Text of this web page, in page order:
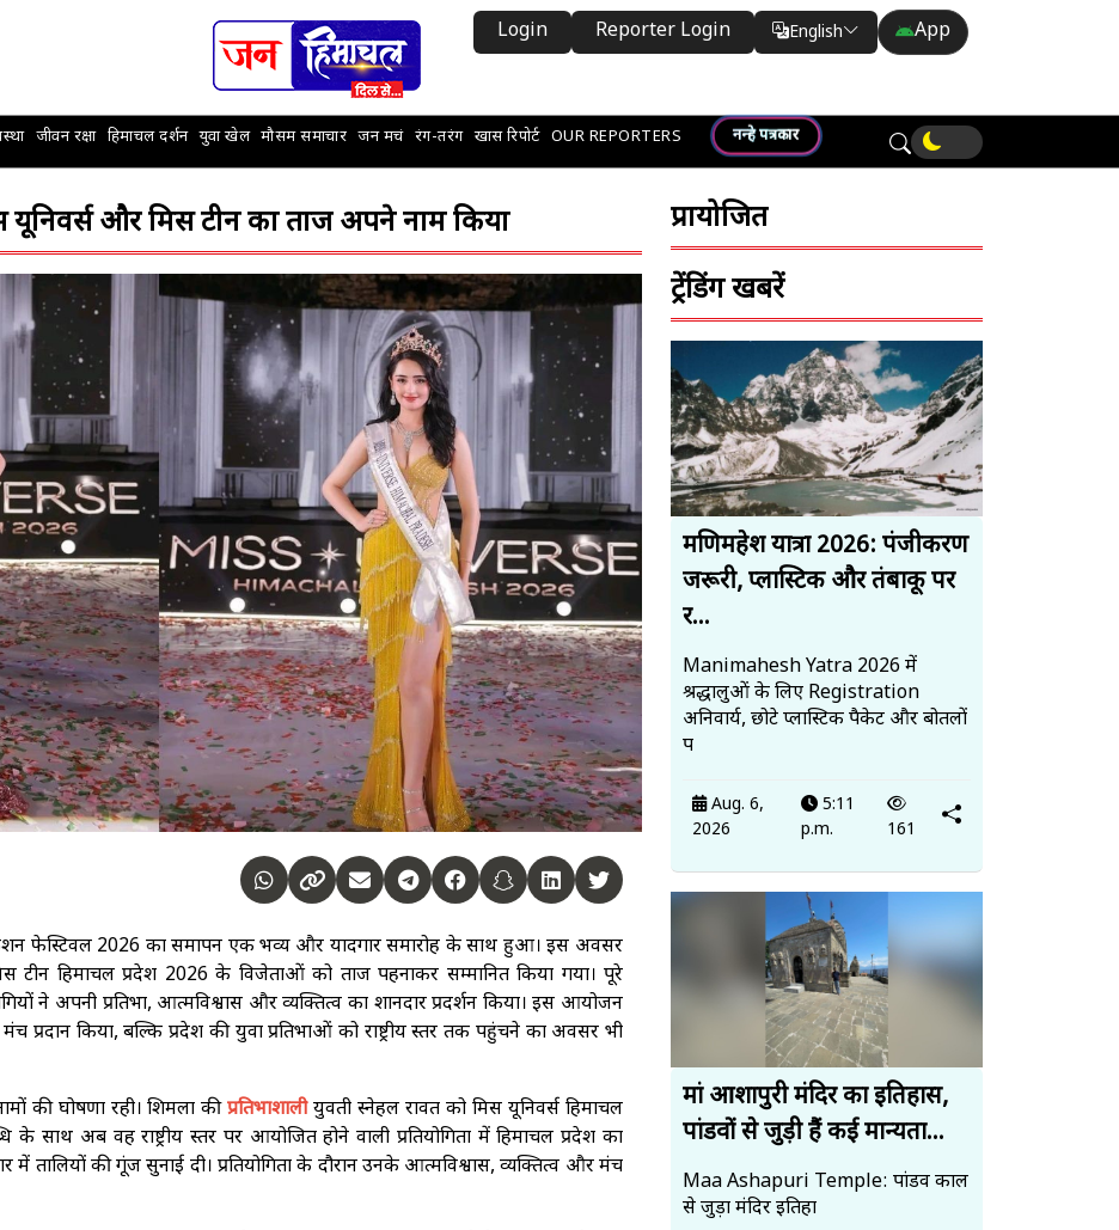
Login Reporter Login English
Translate
App
जीवन रक्षा हिमाचल दर्शन युवा खेल मौसम समाचार जन मचं रंग-तरंग खास रिपोर्ट OUR REPORTERS नन्हे पत्रकार
यूनिवर्स और मिस टीन का ताज अपने नाम किया
फेस्टिवल 2026 का समापन एक भव्य और यादगार समारोह के साथ हुआ। इस अवसर
टीन हिमाचल प्रदेश 2026 के विजेताओं को ताज पहनाकर सम्मानित किया गया। पूरे
ने अपनी प्रतिभा, आत्मविश्वास और व्यक्तित्व का शानदार प्रदर्शन किया। इस आयोजन
किया, बल्कि प्रदेश की युवा प्रतिभाओं को राष्ट्रीय स्तर तक पहुंचने का अवसर भी
की घोषणा रही। शिमला कीप्रतिभाशालीयुवती स्नेहल रावत को मिस यूनिवर्स हिमाचल
साथ अब वह राष्ट्रीय स्तर पर आयोजित होने वाली प्रतियोगिता में हिमाचल प्रदेश का
में तालियों की गूंज सुनाई दी। प्रतियोगिता के दौरान उनके आत्मविश्वास, व्यक्तित्व और मंच
प्रायोजित
ट्रेंडिंग खबरें
मणिमहेश यात्रा 2026: पंजीकरण
जरूरी, प्लास्टिक और तंबाकू पर
र...
Manimahesh Yatra 2026 में
श्रद्धालुओं के लिए Registration
अनिवार्य, छोटे प्लास्टिक पैकेट और बोतलों
प
Aug. 6,
2026
5:11
p.m.
161
मां आशापुरी मंदिर का इतिहास,
पांडवों से जुड़ी हैं कई मान्यता...
Maa Ashapuri Temple: पांडव काल
से जुड़ा मंदिर इतिहा